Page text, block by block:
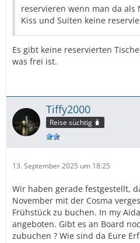
reservieren wenn man da als
Kiss und Suiten keine
Es gibt keine reservierten
was frei ist.
Tiffy2000
Reise süchtig 🧳
13. September 2025 um 18:25
Wir haben gerade festgestellt,
November mit der Cosma
Frühstück zu buchen. In my
angeboten. Gibt es an Board
zubuchen ? Wie sind da Eure